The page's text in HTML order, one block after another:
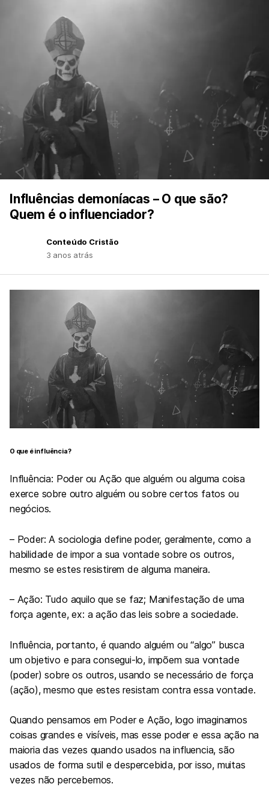
Influências demoníacas – O que são?
Quem é o influenciador?
Conteúdo Cristão
3 anos atrás
O que é influência?
Influência: Poder ou Ação que alguém ou alguma coisa
exerce sobre outro alguém ou sobre certos fatos ou
negócios.
– Poder: A sociologia define poder, geralmente, como a
habilidade de impor a sua vontade sobre os outros,
mesmo se estes resistirem de alguma maneira.
– Ação: Tudo aquilo que se faz; Manifestação de uma
força agente, ex: a ação das leis sobre a sociedade.
Influência, portanto, é quando alguém ou “algo” busca
um objetivo e para consegui-lo, impõem sua vontade
(poder) sobre os outros, usando se necessário de força
(ação), mesmo que estes resistam contra essa vontade.
Quando pensamos em Poder e Ação, logo imaginamos
coisas grandes e visíveis, mas esse poder e essa ação na
maioria das vezes quando usados na influencia, são
usados de forma sutil e despercebida, por isso, muitas
vezes não percebemos.